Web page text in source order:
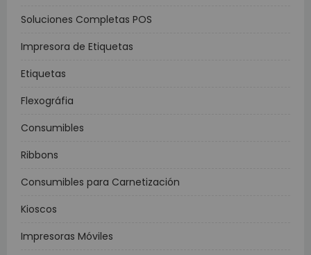
Soluciones Completas POS
Impresora de Etiquetas
Etiquetas
Flexográfia
Consumibles
Ribbons
Consumibles para Carnetización
Kioscos
Impresoras Móviles